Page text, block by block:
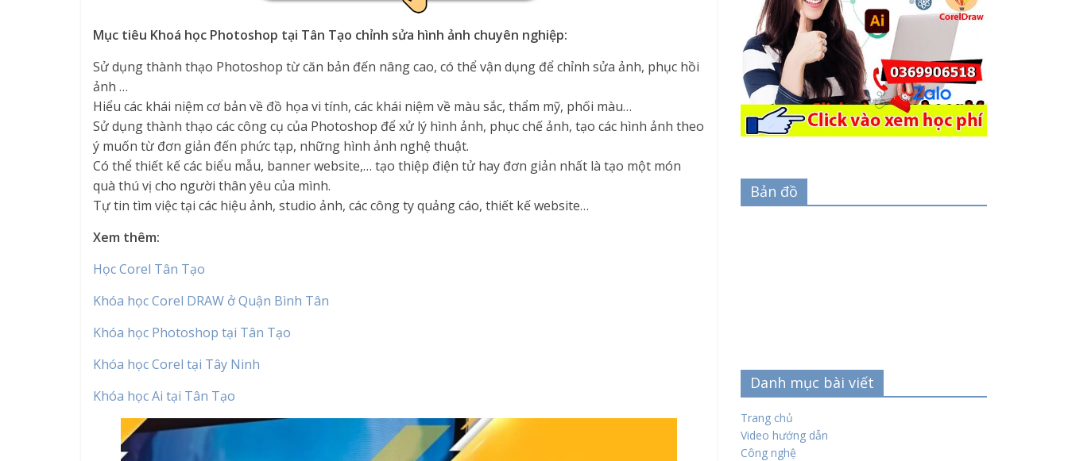
Mục tiêu Khoá học Photoshop tại Tân Tạo chỉnh sửa hình ảnh chuyên nghiệp:
Sử dụng thành thạo Photoshop từ căn bản đến nâng cao, có thể vận dụng để chỉnh sửa ảnh, phục hồi
ảnh …
Hiểu các khái niệm cơ bản về đồ họa vi tính, các khái niệm về màu sắc, thẩm mỹ, phối màu…
Sử dụng thành thạo các công cụ của Photoshop để xử lý hình ảnh, phục chế ảnh, tạo các hình ảnh theo
ý muốn từ đơn giản đến phức tạp, những hình ảnh nghệ thuật.
Có thể thiết kế các biểu mẫu, banner website,… tạo thiệp điện tử hay đơn giản nhất là tạo một món
quà thú vị cho người thân yêu của mình.
Tự tin tìm việc tại các hiệu ảnh, studio ảnh, các công ty quảng cáo, thiết kế website…
Xem thêm:
Học Corel Tân Tạo
Khóa học Corel DRAW ở Quận Bình Tân
Khóa học Photoshop tại Tân Tạo
Khóa học Corel tại Tây Ninh
Khóa học Ai tại Tân Tạo
Bản đồ
Danh mục bài viết
Trang chủ
Video hướng dẫn
Công nghệ